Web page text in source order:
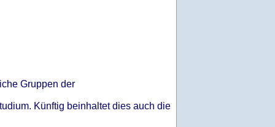
Gruppen der
Künftig beinhaltet dies auch die